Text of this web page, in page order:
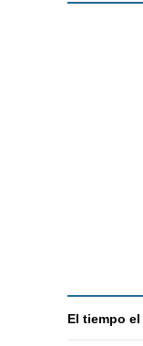
El tiempo el